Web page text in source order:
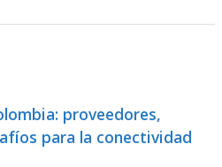
proveedores,
para la conectividad